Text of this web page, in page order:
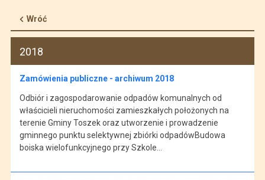
Wróć
2018
Zamówienia publiczne - archiwum 2018
Odbiór i zagospodarowanie odpadów komunalnych od
właścicieli nieruchomości zamieszkałych położonych na
terenie Gminy Toszek oraz utworzenie i prowadzenie
gminnego punktu selektywnej zbiórki odpadówBudowa
boiska wielofunkcyjnego przy Szkole…